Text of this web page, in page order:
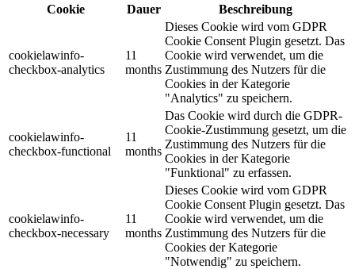
Cookie
Dauer Beschreibung
cookielawinfo-
checkbox-analytics
11
months
Dieses Cookie wird vom GDPR
Cookie Consent Plugin gesetzt. Das
Cookie wird verwendet, um die
Zustimmung des Nutzers für die
Cookies in der Kategorie
"Analytics" zu speichern.
cookielawinfo-
checkbox-functional
11
months
Das Cookie wird durch die GDPR-
Cookie-Zustimmung gesetzt, um die
Zustimmung des Nutzers für die
Cookies in der Kategorie
"Funktional" zu erfassen.
cookielawinfo-
checkbox-necessary
11
months
Dieses Cookie wird vom GDPR
Cookie Consent Plugin gesetzt. Das
Cookie wird verwendet, um die
Zustimmung des Nutzers für die
Cookies der Kategorie
"Notwendig" zu speichern.